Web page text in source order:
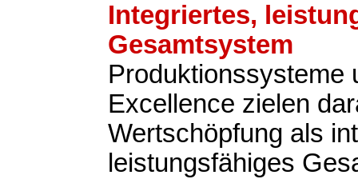
Integriertes,
Gesamtsystem
Produktionssysteme
Excellence zielen
Wertschöpfung als
leistungsfähiges